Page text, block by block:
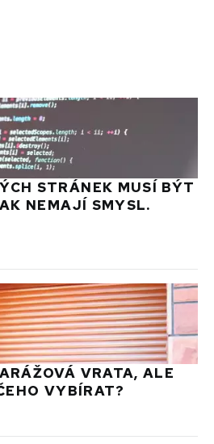
STRÁNEK MUSÍ BÝT
NEMAJÍ SMYSL.
VRATA, ALE
VYBÍRAT?